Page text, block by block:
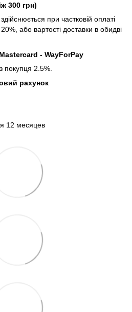
300 грн)
при частковій оплаті
або вартості доставки в обидві
- WayForPay
покупця 2.5%.
рахунок
12 месяцев